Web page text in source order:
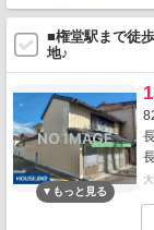
■権堂駅まで徒
地♪